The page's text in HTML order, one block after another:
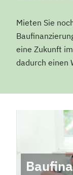
Mieten Sie
eine Zukunft
dadurch einen